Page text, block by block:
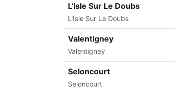
L'Isle Sur Le Doubs
L'Isle Sur Le Doubs
Valentigney
Valentigney
Seloncourt
Seloncourt